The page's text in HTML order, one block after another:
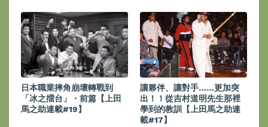
日本職業摔角崩壞轉戰到
「冰之擂台」・前篇【上田
馬之助連載#19】
讓夥伴、讓對手……更加突
出！！從吉村道明先生那裡
學到的教訓【上田馬之助連
載#17】